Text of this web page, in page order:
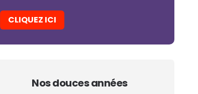
CLIQUEZ ICI
Nos douces années